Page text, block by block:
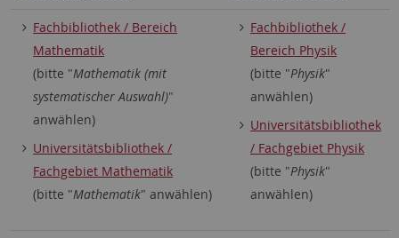
Fachbibliothek / Bereich
Mathematik
(bitte "Mathematik (mit
systematischer Auswahl)"
anwählen)
Universitätsbibliothek /
Fachgebiet Mathematik
(bitte "Mathematik" anwählen)
Fachbibliothek /
Bereich Physik
(bitte "Physik"
anwählen)
Universitätsbibliothek
/ Fachgebiet Physik
(bitte "Physik"
anwählen)